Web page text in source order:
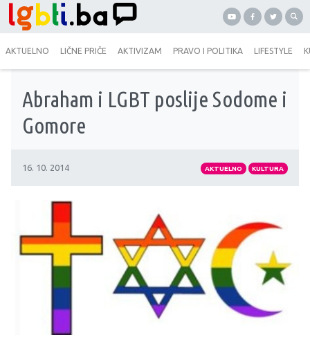
AKTUELNO LIČNE PRIČE AKTIVIZAM PRAVO I POLITIKA LIFESTYLE
Abraham i LGBT poslije Sodome i
Gomore
16. 10. 2014 AKTUELNO KULTURA